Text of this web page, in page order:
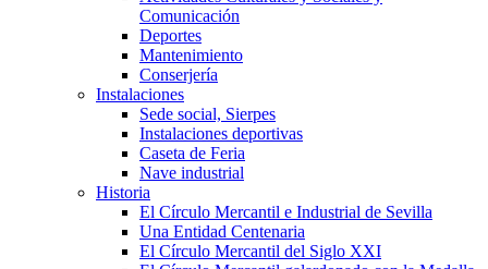
Comunicación
Deportes
Mantenimiento
Conserjería
Instalaciones
Sede social, Sierpes
Instalaciones deportivas
Caseta de Feria
Nave industrial
Historia
El Círculo Mercantil e Industrial de Sevilla
Una Entidad Centenaria
El Círculo Mercantil del Siglo XXI